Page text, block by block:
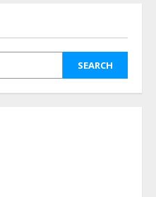
SEARCH